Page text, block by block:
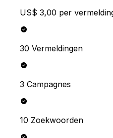
US$ 3,00 per
30 Vermeldingen
3 Campagnes
10 Zoekwoorden